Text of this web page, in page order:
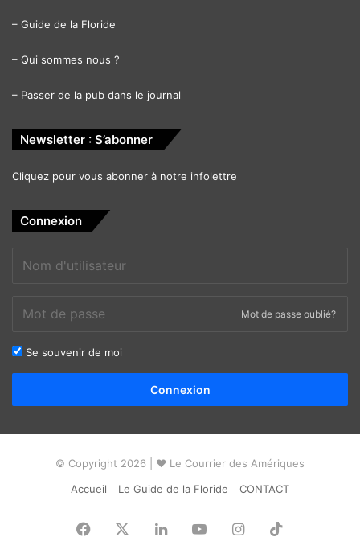
– Guide de la Floride
– Qui sommes nous ?
– Passer de la pub dans le journal
Newsletter : S’abonner
Cliquez pour vous abonner à notre infolettre
Connexion
Mot de passe oublié?
Se souvenir de moi
Connexion
© Copyright 2026 | ❤ Le Courrier des Amériques
Accueil
Le Guide de la Floride CONTACT
Facebook LinkedinYouTubeInstagram